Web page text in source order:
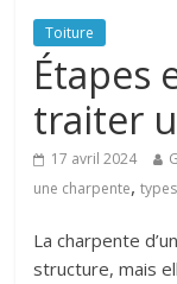
Toiture
Étapes
traiter
17 avril 2024
une charpente,
La charpente
structure, mais